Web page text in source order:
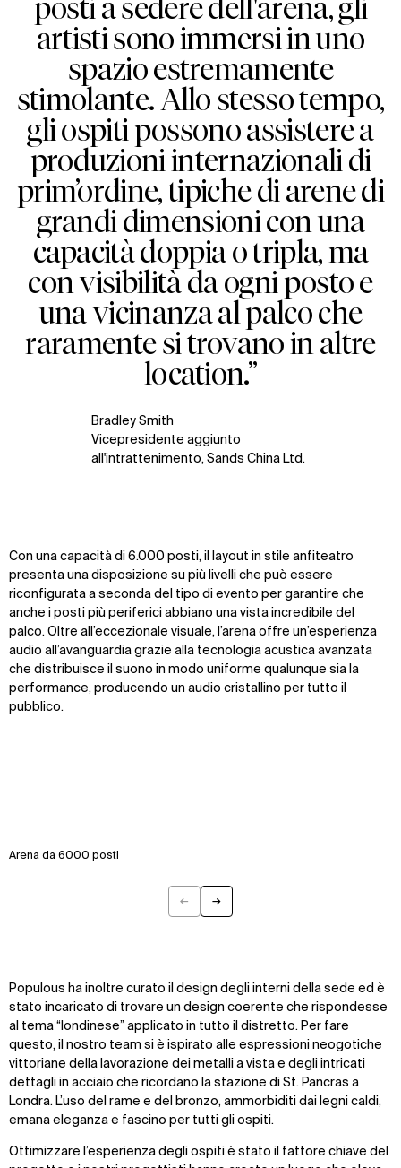
posti a sedere dell'arena, gli
artisti sono immersi in uno
spazio estremamente
stimolante. Allo stesso tempo,
gli ospiti possono assistere a
produzioni internazionali di
prim’ordine, tipiche di arene di
grandi dimensioni con una
capacità doppia o tripla, ma
con visibilità da ogni posto e
una vicinanza al palco che
raramente si trovano in altre
location.”
Bradley Smith
Vicepresidente aggiunto
all'intrattenimento, Sands China Ltd.
Con una capacità di 6.000 posti, il layout in stile anfiteatro
presenta una disposizione su più livelli che può essere
riconfigurata a seconda del tipo di evento per garantire che
anche i posti più periferici abbiano una vista incredibile del
palco. Oltre all’eccezionale visuale, l’arena offre un’esperienza
audio all’avanguardia grazie alla tecnologia acustica avanzata
che distribuisce il suono in modo uniforme qualunque sia la
performance, producendo un audio cristallino per tutto il
pubblico.
← →
Arena da 6000 posti
Populous ha inoltre curato il design degli interni della sede ed è
stato incaricato di trovare un design coerente che rispondesse
al tema “londinese” applicato in tutto il distretto. Per fare
questo, il nostro team si è ispirato alle espressioni neogotiche
vittoriane della lavorazione dei metalli a vista e degli intricati
dettagli in acciaio che ricordano la stazione di St. Pancras a
Londra. L’uso del rame e del bronzo, ammorbiditi dai legni caldi,
emana eleganza e fascino per tutti gli ospiti.
Ottimizzare l’esperienza degli ospiti è stato il fattore chiave del